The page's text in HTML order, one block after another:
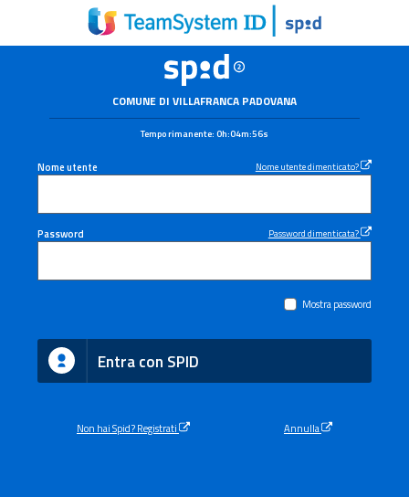
COMUNE DI VILLAFRANCA PADOVANA
Tempo rimanente:0h:04m:56s
Nome utente Nome utente dimenticato?
Password Password dimenticata?
Mostra password
Entra con SPID
Non hai Spid? Registrati Annulla